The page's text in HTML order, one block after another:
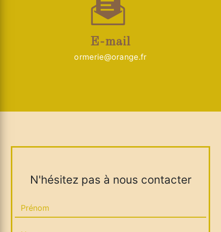
E-mail
ormerie@orange.fr
N'hésitez pas à nous contacter